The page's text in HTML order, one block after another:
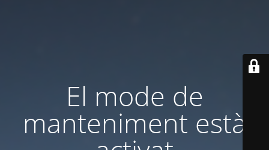
El mode de
manteniment està